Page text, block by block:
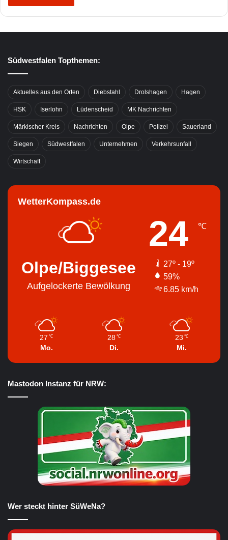
Südwestfalen Topthemen:
Aktuelles aus den Orten Diebstahl Drolshagen Hagen
HSK Iserlohn Lüdenscheid MK Nachrichten
Märkischer Kreis Nachrichten Olpe Polizei Sauerland
Siegen Südwestfalen Unternehmen Verkehrsunfall
Wirtschaft
WetterKompass.de
Olpe/Biggesee
Aufgelockerte Bewölkung
24 ℃
27º - 19º
59%
6.85 km/h
27 ℃
Mo.
28 ℃
Di.
23 ℃
Mi.
Mastodon Instanz für NRW:
Wer steckt hinter SüWeNa?